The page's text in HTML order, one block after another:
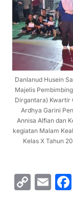
Danlanud Husein
Majelis
Dirgantara) Kwartir
Ardhya Garini
Annisa Alfian dan
kegiatan Malam
Kelas X Tahun
C
E